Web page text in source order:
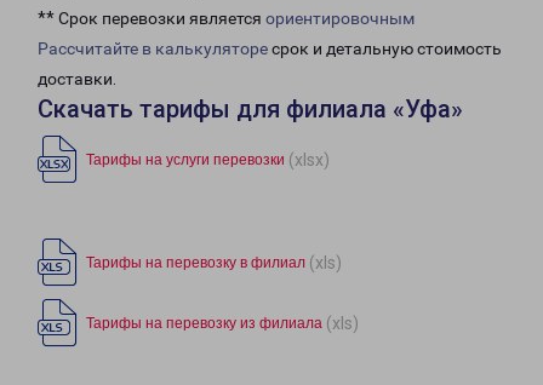
** Срок перевозки является ориентировочным
Рассчитайте в калькуляторесрок и детальную стоимость
доставки.
Скачать тарифы для филиала «Уфа»
Тарифы на услуги перевозки (xlsx)
Тарифы на перевозку в филиал (xls)
Тарифы на перевозку из филиала (xls)